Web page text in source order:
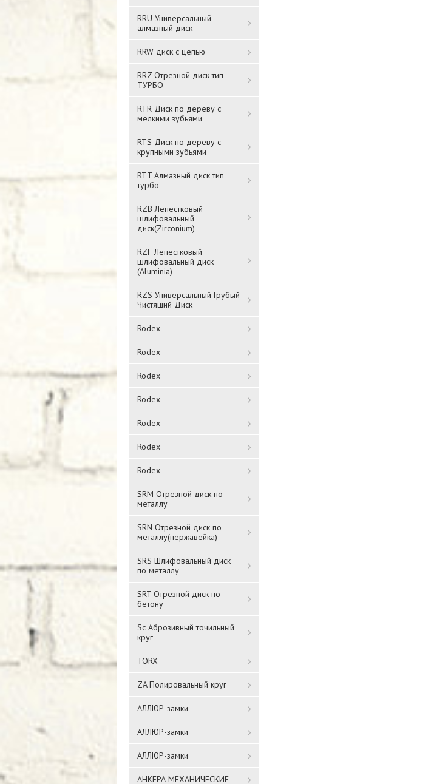
RRU Универсальный
алмазный диск
RRW диск с цепью
RRZ Отрезной диск тип
ТУРБО
RTR Диск по дереву с
мелкими зубьями
RTS Диск по дереву с
крупными зубьями
RTT Алмазный диск тип
турбо
RZB Лепестковый
шлифовальный
диск(Zirconium)
RZF Лепестковый
шлифовальный диск
(Aluminia)
RZS Универсальный Грубый
Чистящий Диск
Rodex
Rodex
Rodex
Rodex
Rodex
Rodex
Rodex
SRM Отрезной диск по
металлу
SRN Отрезной диск по
металлу(нержавейка)
SRS Шлифовальный диск
по металлу
SRT Отрезной диск по
бетону
Sc Аброзивный точильный
круг
TORX
ZA Полировальный круг
АЛЛЮР-замки
АЛЛЮР-замки
АЛЛЮР-замки
АНКЕРА МЕХАНИЧЕСКИЕ